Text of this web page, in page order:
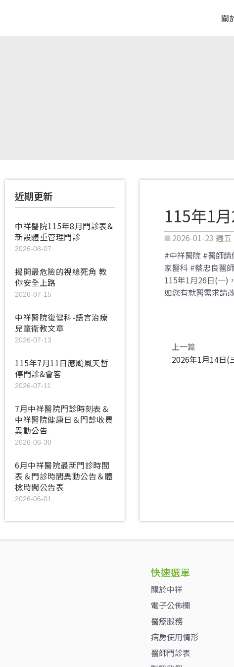
關
近期更新
中祥醫院115年8月門診表&
新設體重管理門診
2026-08-07
揭開最危險的視線死角 教
你安全上路
2026-07-15
中祥醫院復健科-語言治療
兒童衛教文章
2026-07-13
115年7月11日應颱風天暫
停門診&會客
2026-07-11
7月中祥醫院門診時刻表＆
中祥醫院健康日＆門診收費
異動公告
2026-06-30
6月中祥醫院最新門診時間
表＆門診時間異動公告＆體
檢時間公告表
2026-06-01
115年1
2026-01-23 週五
#中祥醫院 #醫師請
家醫科 #蔡忠良醫師
115年1月26日(一)
如您有就醫需求請
上一頁
上一篇
2026年1月14日(
快速選單
關於中祥
電子公佈欄
醫療服務
病房使用情形
醫師門診表